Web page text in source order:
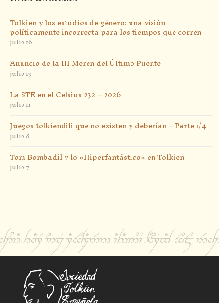
Tolkien y los estudios de género: una visión
políticamente incorrecta para los tiempos que corren
julio 16
Anuncio de la III Meren del Último Puente
julio 13
La STE en el Celsius 232 – 2026
julio 11
Juegos tolkiendili que no existen y deberían – Parte 1/4
julio 8
Tom Bombadil y lo «Hiperfantástico» en Tolkien
julio 7